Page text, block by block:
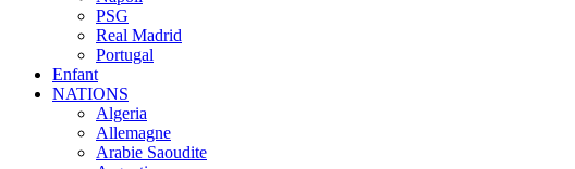
PSG
Real Madrid
Portugal
Enfant
NATIONS
Algeria
Allemagne
Arabie Saoudite